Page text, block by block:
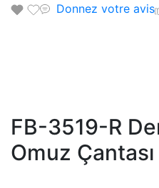
Donnez votre avis
FB-3519-R
Omuz Çantası